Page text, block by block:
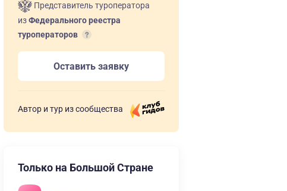
Представитель туроператора
изФедерального реестра
туроператоров
Оставить заявку
Автор и тур из сообщества
Только на Большой Стране